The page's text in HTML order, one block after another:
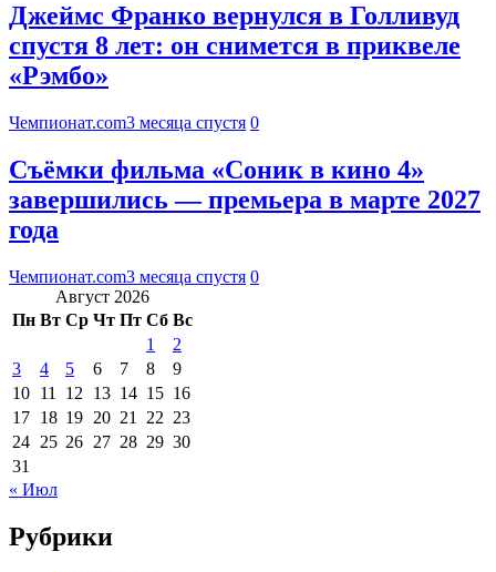
Джеймс Франко вернулся в Голливуд
спустя 8 лет: он снимется в приквеле
«Рэмбо»
Чемпионат.com3 месяца спустя 0
Съёмки фильма «Соник в кино 4»
завершились — премьера в марте 2027
года
Чемпионат.com3 месяца спустя 0
Август 2026
Пн Вт Ср Чт Пт Сб Вс
1
2
3
4 5 6 7 8
9
10 11 12 13 14 15 16
17 18 19 20 21 22 23
24 25 26 27 28 29 30
31
« Июл
Рубрики